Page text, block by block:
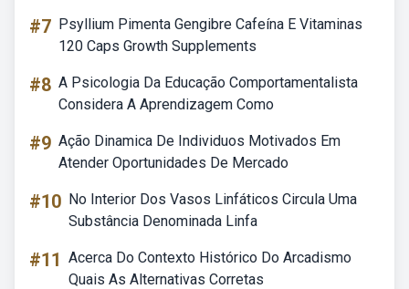
#7 Psyllium Pimenta Gengibre Cafeína E Vitaminas
120 Caps Growth Supplements
#8 A Psicologia Da Educação Comportamentalista
Considera A Aprendizagem Como
#9 Ação Dinamica De Individuos Motivados Em
Atender Oportunidades De Mercado
#10 No Interior Dos Vasos Linfáticos Circula Uma
Substância Denominada Linfa
#11 Acerca Do Contexto Histórico Do Arcadismo
Quais As Alternativas Corretas